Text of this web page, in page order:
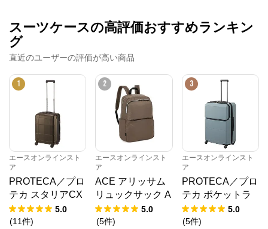
スーツケースの高評価おすすめランキン
グ
直近のユーザーの評価が高い商品
1
エースオンラインスト
ア
PROTECA／プロ
テカ スタリアCX
R 02351 スーツケ
ース 日本製 機内
5.0
(11件)
2
エースオンラインスト
ア
ACE アリッサム
リュックサック A
4 17694
5.0
(5件)
3
エースオンラインスト
ア
PROTECA／プロ
テカ ポケットラ
イナー2 スーツケ
ース 01344 日本
5.0
(5件)